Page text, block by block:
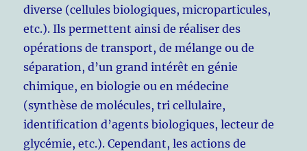
diverse (cellules biologiques, microparticules,
etc.). Ils permettent ainsi de réaliser des
opérations de transport, de mélange ou de
séparation, d’un grand intérêt en génie
chimique, en biologie ou en médecine
(synthèse de molécules, tri cellulaire,
identification d’agents biologiques, lecteur de
glycémie, etc.). Cependant, les actions de